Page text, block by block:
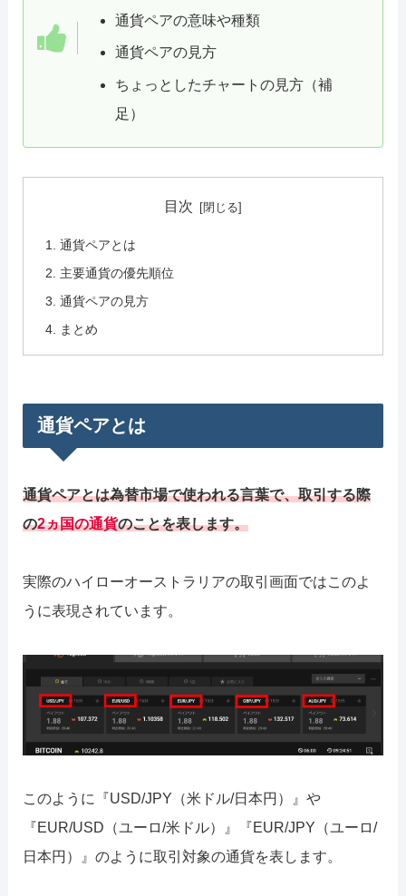
通貨ペアの意味や種類
通貨ペアの見方
ちょっとしたチャートの見方（補
足）
目次
通貨ペアとは
主要通貨の優先順位
通貨ペアの見方
まとめ
通貨ペアとは
通貨ペアとは為替市場で使われる言葉で、取引する際
の2ヵ国の通貨のことを表します。
実際のハイローオーストラリアの取引画面ではこのよ
うに表現されています。
このように『USD/JPY（米ドル/日本円）』や
『EUR/USD（ユーロ/米ドル）』『EUR/JPY（ユーロ/
日本円）』のように取引対象の通貨を表します。